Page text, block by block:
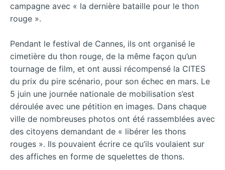
campagne avec « la dernière bataille pour le thon
rouge ».
Pendant le festival de Cannes, ils ont organisé le
cimetière du thon rouge, de la même façon qu’un
tournage de film, et ont aussi récompensé la CITES
du prix du pire scénario, pour son échec en mars. Le
5 juin une journée nationale de mobilisation s’est
déroulée avec une pétition en images. Dans chaque
ville de nombreuses photos ont été rassemblées avec
des citoyens demandant de « libérer les thons
rouges ». Ils pouvaient écrire ce qu’ils voulaient sur
des affiches en forme de squelettes de thons.